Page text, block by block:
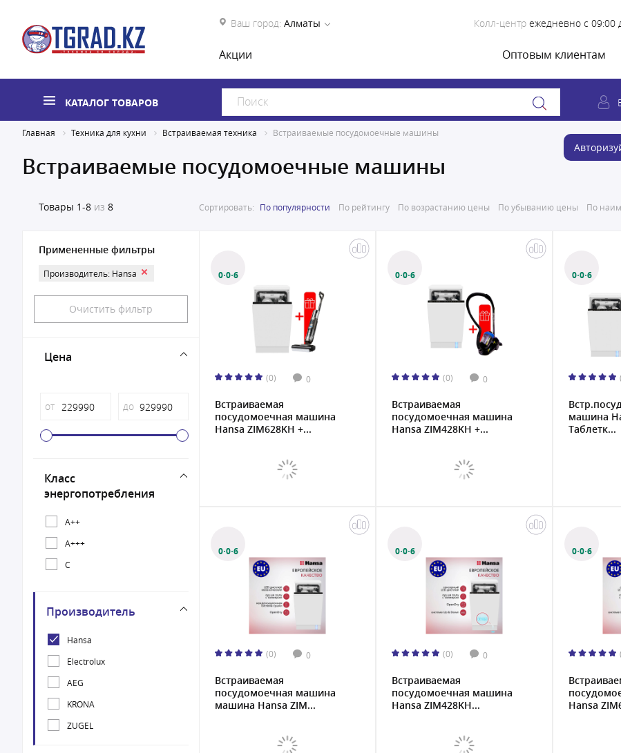
Ваш город: Алматы Колл-центр ежедневно с 09:00
Акции Оптовым клиентам
КАТАЛОГ ТОВАРОВ
Главная Техника для кухни Встраиваемая техника Встраиваемые посудомоечные машины
Встраиваемые посудомоечные машины
Товары 1-8 из 8 Сортировать: По популярности По рейтингу По возрастанию цены По убыванию цены По
Примененные фильтры
Производитель: Hansa
Очистить фильтр
Цена
от до
Класс
энергопотребления
A++
A+++
C
Производитель
Hansa
Electrolux
AEG
KRONA
ZUGEL
0·0·6
(0) 0
Встраиваемая
посудомоечная машина
Hansa ZIM628KH +...
0·0·6
(0) 0
Встраиваемая
посудомоечная машина
Hansa ZIM428KH +...
0·0·6
машина
Таблетк...
0·0·6
(0) 0
Встраиваемая
посудомоечная машина
машина Hansa ZIM...
0·0·6
(0) 0
Встраиваемая
посудомоечная машина
Hansa ZIM428KH...
0·0·6
Hansa